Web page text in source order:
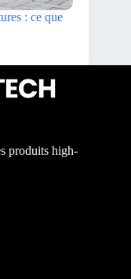
: ce que
produits high-